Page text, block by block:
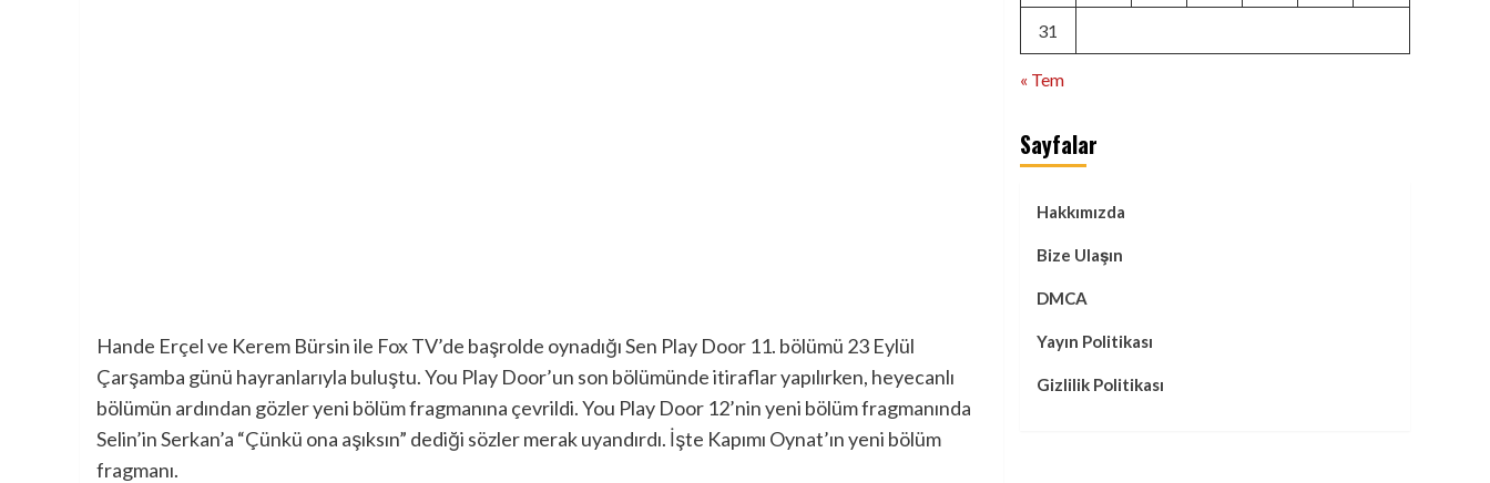
Hande Erçel ve Kerem Bürsin ile Fox TV’de başrolde oynadığı Sen Play Door 11. bölümü 23 Eylül
Çarşamba günü hayranlarıyla buluştu. You Play Door’un son bölümünde itiraflar yapılırken, heyecanlı
bölümün ardından gözler yeni bölüm fragmanına çevrildi. You Play Door 12’nin yeni bölüm fragmanında
Selin’in Serkan’a “Çünkü ona aşıksın” dediği sözler merak uyandırdı. İşte Kapımı Oynat’ın yeni bölüm
fragmanı.
31
« Tem
Sayfalar
Hakkımızda
Bize Ulaşın
DMCA
Yayın Politikası
Gizlilik Politikası